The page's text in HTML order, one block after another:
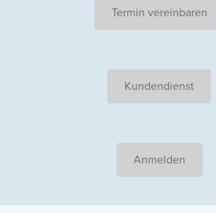
Termin vereinbaren
Kundendienst
Anmelden